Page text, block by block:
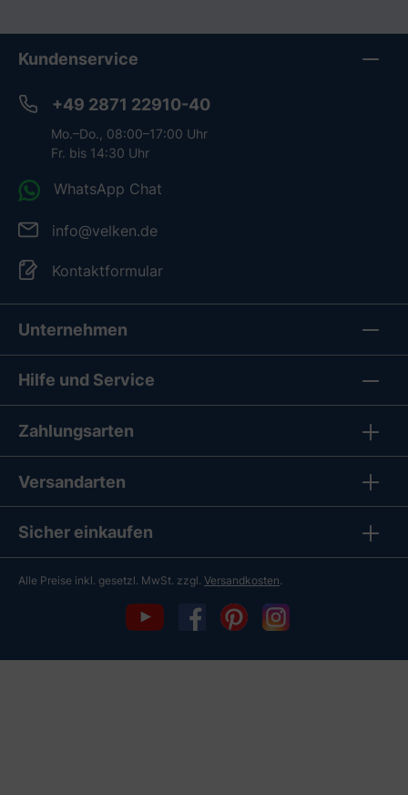
Unternehmen
Hilfe und Service
Kundenservice
+49 2871 22910-40
Mo.–Do., 08:00–17:00 Uhr
Fr. bis 14:30 Uhr
WhatsApp Chat
info@velken.de
Kontaktformular
Zahlungsarten
Versandarten
Sicher einkaufen
Alle Preise inkl. gesetzl. MwSt. zzgl. Versandkosten.